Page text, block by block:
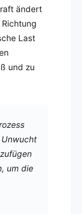
ändert
Last
und zu
um die